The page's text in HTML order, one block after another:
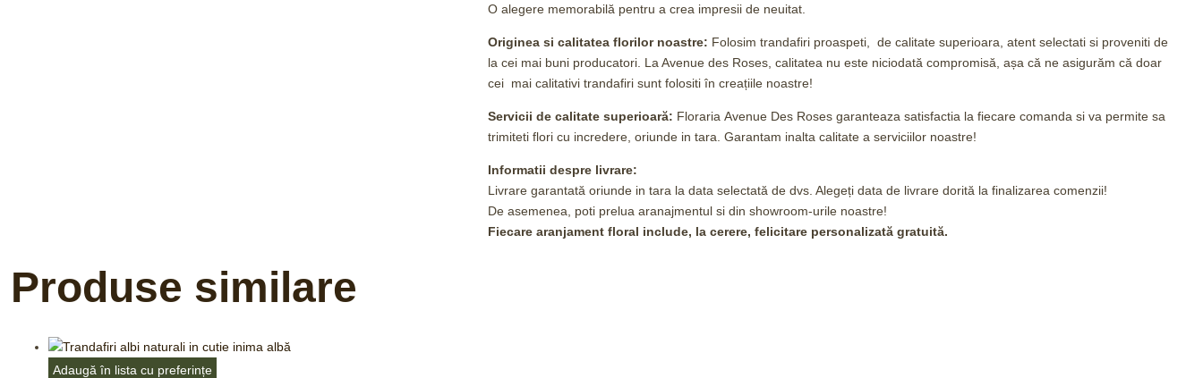
O alegere memorabilă pentru a crea impresii de neuitat.
Originea si calitatea florilor noastre: Folosim trandafiri proaspeti, de calitate superioara, atent selectati si proveniti de
la cei mai buni producatori. La Avenue des Roses, calitatea nu este niciodată compromisă, așa că ne asigurăm că doar
cei mai calitativi trandafiri sunt folositi în creațiile noastre!
Servicii de calitate superioară: Floraria Avenue Des Roses garanteaza satisfactia la fiecare comanda si va permite sa
trimiteti flori cu incredere, oriunde in tara. Garantam inalta calitate a serviciilor noastre!
Informatii despre livrare:
Livrare garantată oriunde in tara la data selectată de dvs. Alegeți data de livrare dorită la finalizarea comenzii!
De asemenea, poti prelua aranajmentul si din showroom-urile noastre!
Fiecare aranjament floral include, la cerere, felicitare personalizată gratuită.
Produse similare
Adaugă în lista cu preferințe